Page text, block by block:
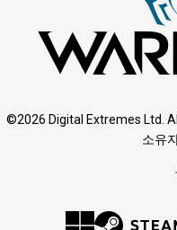
©2026 Digital Extremes Ltd.
소유